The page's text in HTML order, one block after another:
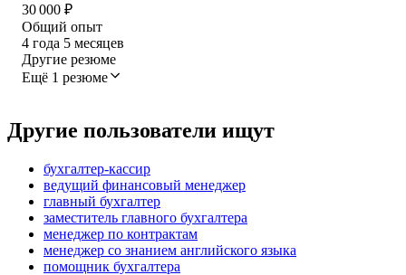
30 000 ₽
Общий опыт
4 года 5 месяцев
Другие резюме
Ещё 1 резюме
Другие пользователи ищут
бухгалтер-кассир
ведущий финансовый менеджер
главный бухгалтер
заместитель главного бухгалтера
менеджер по контрактам
менеджер со знанием английского языка
помощник бухгалтера